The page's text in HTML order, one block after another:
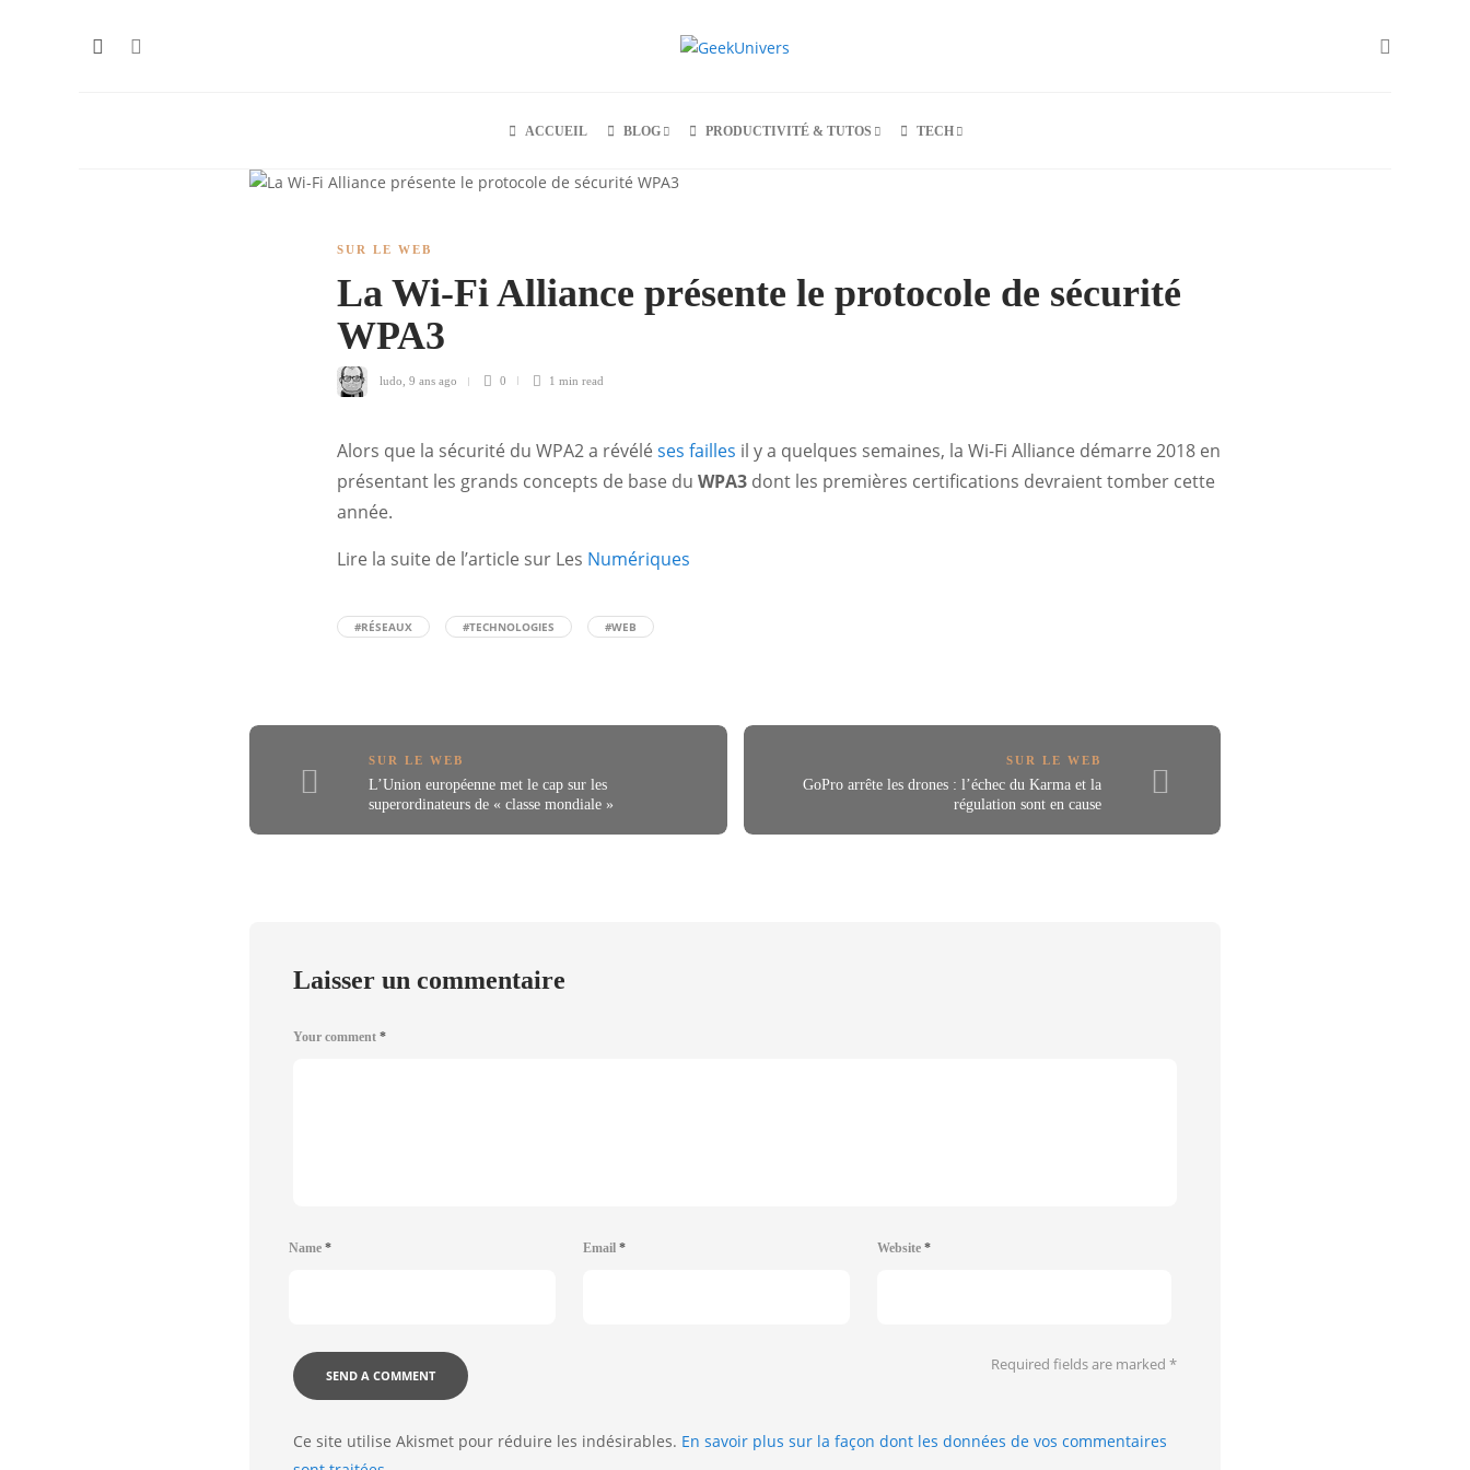
ACCUEIL BLOG PRODUCTIVITÉ & TUTOS TECH
SUR LE WEB
La Wi-Fi Alliance présente le protocole de sécurité
WPA3
ludo 9 ans ago 0 1 min read
Alors que la sécurité du WPA2 a révélé ses failles il y a quelques semaines, la Wi-Fi Alliance démarre 2018 en
présentant les grands concepts de base du WPA3 dont les premières certifications devraient tomber cette
année.
Lire la suite de l’article sur Les Numériques
#RÉSEAUX #TECHNOLOGIES #WEB
SUR LE WEB
L’Union européenne met le cap sur les
superordinateurs de « classe mondiale »
SUR LE WEB
GoPro arrête les drones : l’échec du Karma et la
régulation sont en cause
Laisser un commentaire
Your comment *
Name * Email* Website*
Required fields are marked *
Ce site utilise Akismet pour réduire les indésirables. En savoir plus sur la façon dont les données de vos commentaires